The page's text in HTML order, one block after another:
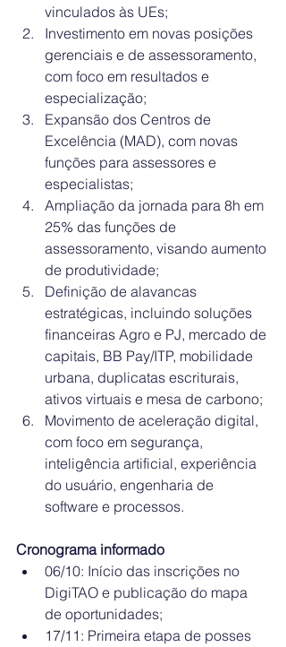
vinculados às UEs;
Investimento em novas posições
gerenciais e de assessoramento,
com foco em resultados e
especialização;
Expansão dos Centros de
Excelência (MAD), com novas
funções para assessores e
especialistas;
Ampliação da jornada para 8h em
25% das funções de
assessoramento, visando aumento
de produtividade;
Definição de alavancas
estratégicas, incluindo soluções
financeiras Agro e PJ, mercado de
capitais, BB Pay/ITP, mobilidade
urbana, duplicatas escriturais,
ativos virtuais e mesa de carbono;
Movimento de aceleração digital,
com foco em segurança,
inteligência artificial, experiência
do usuário, engenharia de
software e processos.
Cronograma informado
06/10: Início das inscrições no
DigiTAO e publicação do mapa
de oportunidades;
17/11: Primeira etapa de posses